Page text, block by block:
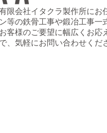
限会社イタクラ製作所にお
等の鉄骨工事や鍛冶工事一
客様のご要望に幅広くお応
、気軽にお問い合わせくだ